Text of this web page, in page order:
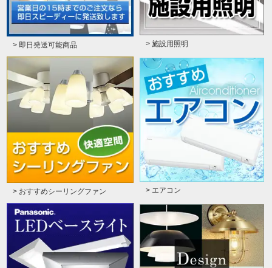
> 即日発送可能商品 > 施設用照明
> おすすめシーリングファン > エアコン